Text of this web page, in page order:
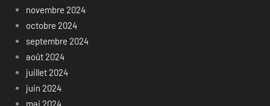
novembre 2024
octobre 2024
septembre 2024
août 2024
juillet 2024
juin 2024
mai 2024